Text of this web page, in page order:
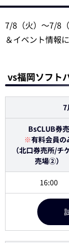
7/8（火）～7/8
＆イベント情報
vs福岡ソフト
7
BsCLUB券売
※有料会員の
（北口券売所/チ
売場②）
16:00